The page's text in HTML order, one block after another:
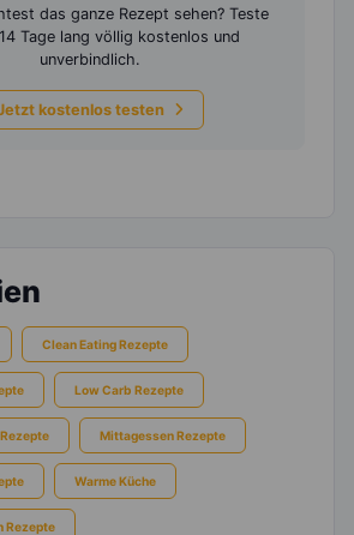
das ganze Rezept sehen? Teste
14 Tage lang völlig kostenlos und
unverbindlich.
kostenlos testen
Clean Eating Rezepte
Low Carb Rezepte
Mittagessen Rezepte
Warme Küche
Rezepte